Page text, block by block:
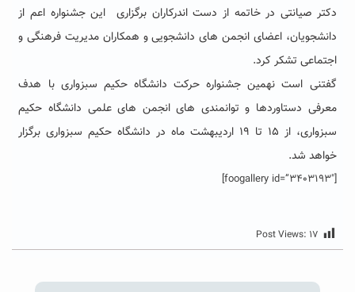
دکتر صیانتی در خاتمه از دست اندرکاران برگزاری این جشنواره اعم از
دانشجویان، اعضای انجمن های دانشجویی و همکاران مدیریت فرهنگی و
اجتماعی تشکر کرد.
گفتنی است نهمین جشنواره حرکت دانشگاه حکیم سبزواری با هدف
معرفی دستاوردها و توانمندی های انجمن های علمی دانشگاه حکیم
سبزواری، از ۱۵ تا ۱۹ اردیبهشت ماه در دانشگاه حکیم سبزواری برگزار
خواهد شد.
[foogallery id=”3403193″]
Post Views: ۱۷